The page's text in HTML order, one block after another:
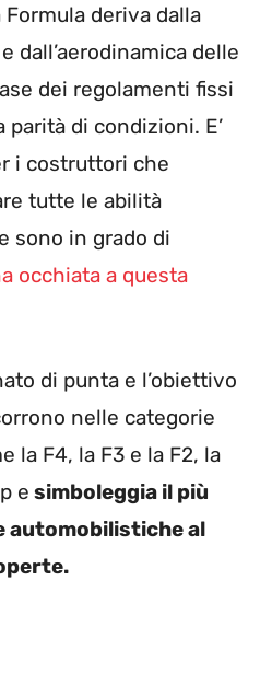
deriva dalla
dall’aerodinamica delle
dei regolamenti fissi
di condizioni. E’
i costruttori che
tutte le abilità
sono in grado di
occhiata a questa
di punta e l’obiettivo
nelle categorie
la F4, la F3 e la F2, la
e simboleggia il più
automobilistiche al